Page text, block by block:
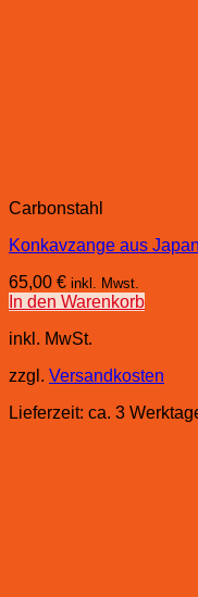
Carbonstahl
Konkavzange aus
65,00 € inkl. Mwst.
In den Warenkorb
inkl. MwSt.
zzgl. Versandkosten
Lieferzeit: ca. 3